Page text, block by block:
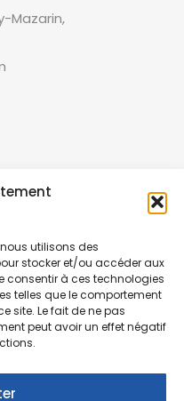
utilisons des
stocker et/ou accéder aux
consentir à ces technologies
telles que le comportement
site. Le fait de ne pas
peut avoir un effet négatif
Mazarin,
les réseaux
ou
dernières